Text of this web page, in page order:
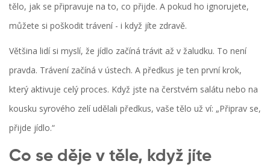
tělo, jak se připravuje na to, co přijde. A pokud ho ignorujete,
můžete si poškodit trávení - i když jíte zdravě.
Většina lidí si myslí, že jídlo začíná trávit až v žaludku. To není
pravda. Trávení začíná v ústech. A předkus je ten první krok,
který aktivuje celý proces. Když jste na čerstvém salátu nebo na
kousku syrového zelí udělali předkus, vaše tělo už ví: „Připrav se,
přijde jídlo.“
Co se děje v těle, když jíte